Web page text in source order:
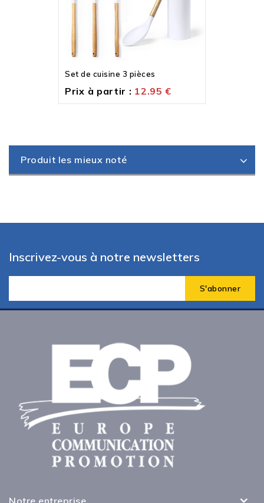
Set de cuisine 3 pièces
Prix à partir : 12.95€
Produit les mieux noté
Inscrivez-vous à notre newsletters
Notre entreprise